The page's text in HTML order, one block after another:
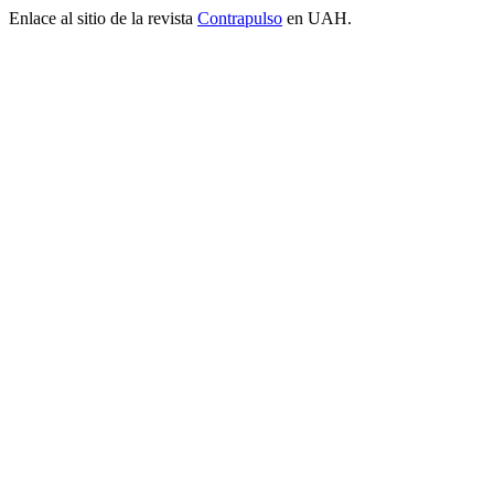
Enlace al sitio de la revista Contrapulso en UAH.